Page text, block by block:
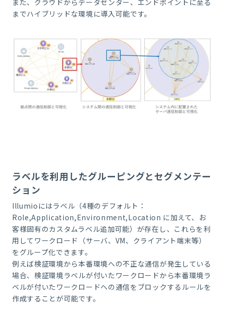
また、クラウドからデータセンター、エンドポイントに至る
までハイブリッドな環境に導入可能です。
ラベルを利用したグルーピングとセグメンテー
ション
Illumioにはラベル（4種のデフォルト：
Role,Application,Environment,Location に加えて、お
客様固有のカスタムラベル追加可能）が存在し、これらを利
用してワークロード（サーバ、VM、クライアント端末等）
をグループ化できます。
例えば検証環境から本番環境への不正な通信が発生している
場合、検証環境ラベルが付いたワークロードから本番環境ラ
ベルが付いたワークロードへの通信をブロックするルールを
作成することが可能です。